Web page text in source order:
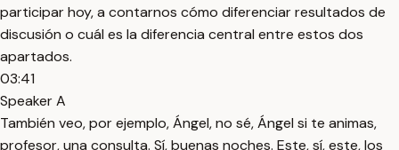
participar hoy, a contarnos cómo diferenciar resultados de
discusión o cuál es la diferencia central entre estos dos
apartados.
03:41
Speaker A
También veo, por ejemplo, Ángel, no sé, Ángel si te animas,
profesor, una consulta. Sí, buenas noches. Este, sí, este, los